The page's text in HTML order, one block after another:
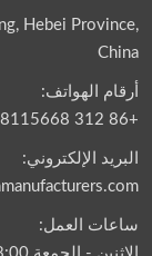
Hebei Province,
China
أرقام الهواتف:
+86 312 8115668
البريد الإلكتروني:
ساعات العمل: